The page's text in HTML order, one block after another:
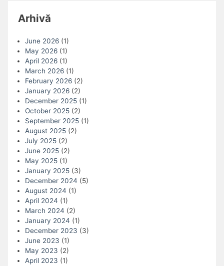
Arhivă
June 2026(1)
May 2026(1)
April 2026(1)
March 2026(1)
February 2026(2)
January 2026(2)
December 2025(1)
October 2025(2)
September 2025(1)
August 2025(2)
July 2025(2)
June 2025(2)
May 2025(1)
January 2025(3)
December 2024 (5)
August 2024 (1)
April 2024 (1)
March 2024 (2)
January 2024 (1)
December 2023 (3)
June 2023 (1)
May 2023 (2)
April 2023 (1)